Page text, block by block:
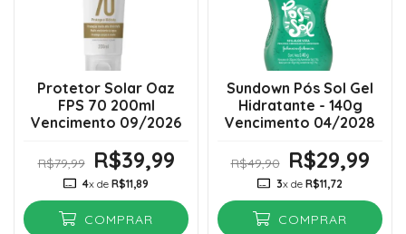
Protetor Solar Oaz
FPS 70 200ml
Vencimento 09/2026
R$79,99 R$39,99
4x de R$11,89
COMPRAR
Sundown Pós Sol Gel
Hidratante - 140g
Vencimento 04/2028
R$49,90 R$29,99
3x de R$11,72
COMPRAR